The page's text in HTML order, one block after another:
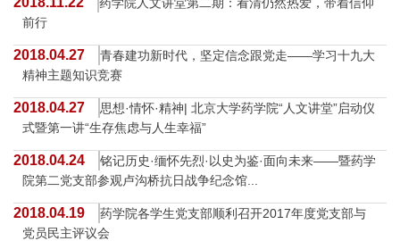
前行
2018.04.27
青春建功新时代，坚定信念跟党走——学习十九大
精神主题知识竞赛
2018.04.27
思想·情怀·精神| 北京大学药学院“人文讲堂”启动仪
式暨第一讲“生存焦虑与人生幸福”
2018.04.24
铭记历史·缅怀先烈·以史为鉴·面向未来——暨药学
院第二党支部参观卢沟桥抗日战争纪念馆...
2018.04.19
药学院各学生党支部顺利召开2017年度党支部与
党员民主评议会